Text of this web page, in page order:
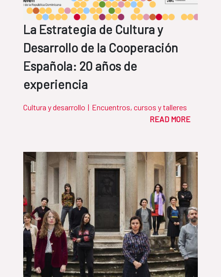
La Estrategia de Cultura y
Desarrollo de la Cooperación
Española: 20 años de
experiencia
Cultura y desarrollo | Encuentros, cursos y talleres
READ MORE